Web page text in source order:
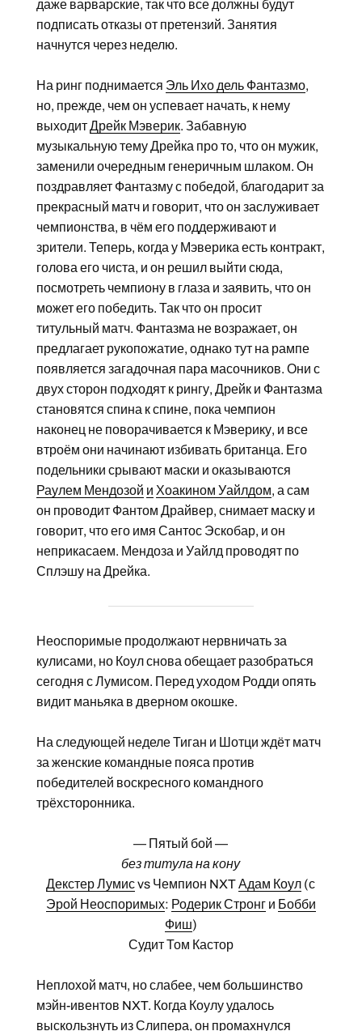
даже варварские, так что все должны будут
подписать отказы от претензий. Занятия
начнутся через неделю.
На ринг поднимается Эль Ихо дель Фантазмо,
но, прежде, чем он успевает начать, к нему
выходитДрейк Мэверик. Забавную
музыкальную тему Дрейка про то, что он мужик,
заменили очередным генеричным шлаком. Он
поздравляет Фантазму с победой, благодарит за
прекрасный матч и говорит, что он заслуживает
чемпионства, в чём его поддерживают и
зрители. Теперь, когда у Мэверика есть контракт,
голова его чиста, и он решил выйти сюда,
посмотреть чемпиону в глаза и заявить, что он
может его победить. Так что он просит
титульный матч. Фантазма не возражает, он
предлагает рукопожатие, однако тут на рампе
появляется загадочная пара масочников. Они с
двух сторон подходят к рингу, Дрейк и Фантазма
становятся спина к спине, пока чемпион
наконец не поворачивается к Мэверику, и все
втроём они начинают избивать британца. Его
подельники срывают маски и оказываются
Раулем Мендозой и Хоакином Уайлдом, а сам
он проводит Фантом Драйвер, снимает маску и
говорит, что его имя Сантос Эскобар, и он
неприкасаем. Мендоза и Уайлд проводят по
Сплэшу на Дрейка.
Неоспоримые продолжают нервничать за
кулисами, но Коул снова обещает разобраться
сегодня с Лумисом. Перед уходом Родди опять
видит маньяка в дверном окошке.
На следующей неделе Тиган и Шотци ждёт матч
за женские командные пояса против
победителей воскресного командного
трёхсторонника.
— Пятый бой —
без титула на кону
Декстер Лумисvs Чемпион NXTАдам Коул (с
Эрой Неоспоримых: Родерик Стронги Бобби
Фиш)
Судит Том Кастор
Неплохой матч, но слабее, чем большинство
мэйн-ивентов NXT. Когда Коулу удалось
выскользнуть из Слипера, он промахнулся